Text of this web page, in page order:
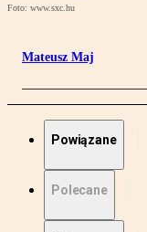
Foto: www.sxc.hu
Mateusz Maj
Powiązane
Polecane